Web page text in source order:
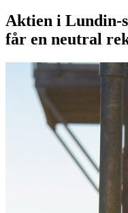
Aktien i Lundin-
får en neutral